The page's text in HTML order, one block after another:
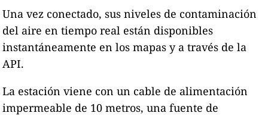
Una vez conectado, sus niveles de contaminación
del aire en tiempo real están disponibles
instantáneamente en los mapas y a través de la
API.
La estación viene con un cable de alimentación
impermeable de 10 metros, una fuente de